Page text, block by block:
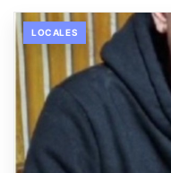
LOCALES